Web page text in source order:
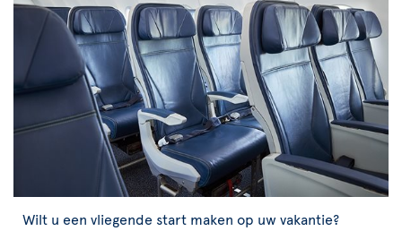
Wilt u een vliegende start maken op uw vakantie?